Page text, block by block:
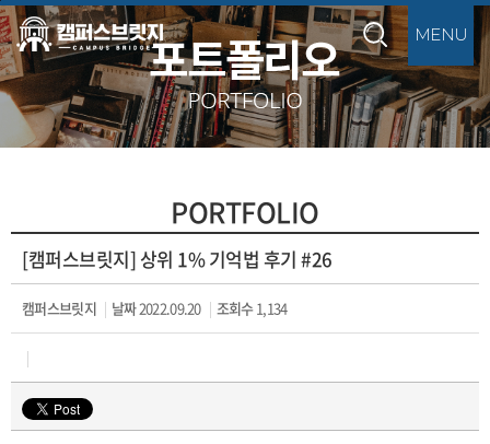
본문바로가기
PORTFOLIO
[캠퍼스브릿지] 상위 1% 기억법 후기 #26
캠퍼스브릿지 날짜2022.09.20 조회수1,134